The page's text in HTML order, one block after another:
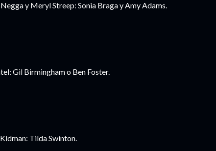
y Meryl Streep: Sonia Braga y Amy Adams.
Gil Birmingham o Ben Foster.
Tilda Swinton.